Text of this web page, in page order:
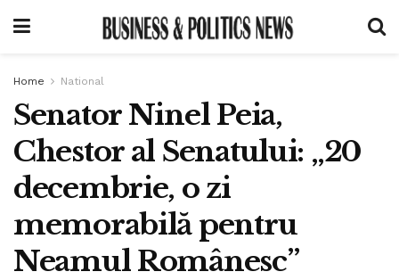
Home National
Senator Ninel Peia,
Chestor al Senatului: „20
decembrie, o zi
memorabilă pentru
Neamul Românesc”